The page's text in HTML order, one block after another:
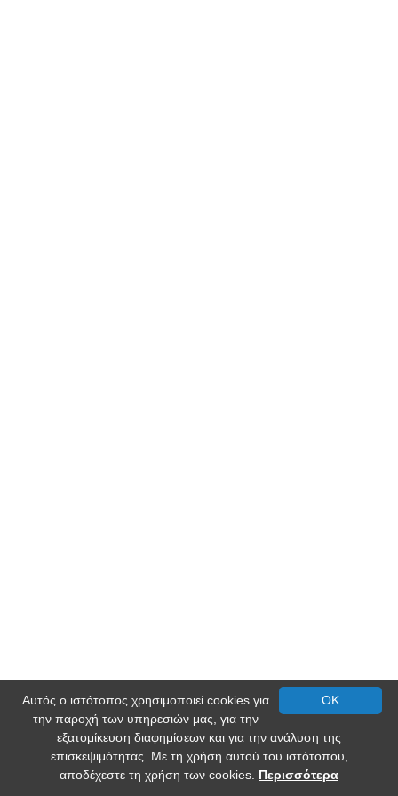
OK
Αυτός ο ιστότοπος χρησιμοποιεί cookies για
την παροχή των υπηρεσιών μας, για την
εξατομίκευση διαφημίσεων και για την ανάλυση της
επισκεψιμότητας. Με τη χρήση αυτού του ιστότοπου,
αποδέχεστε τη χρήση των cookies. Περισσότερα